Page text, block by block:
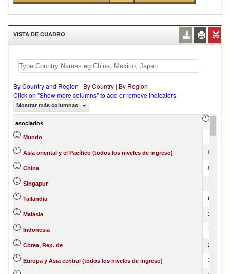
VISTA DE CUADRO
By Country and Region | By Country | By Region
Click on "Show more columns" to add or remove indicators
Mostrar más columnas
asociados
Mundo 100
Asia oriental y el Pacífico (todos los niveles de ingreso) 96.15
China 84.52
Singapur 11.79
Tailandia 67.19
Malasia 17.79
Indonesia 13.99
Corea, Rep. de 26.76
Europa y Asia central (todos los niveles de ingreso) 38.44